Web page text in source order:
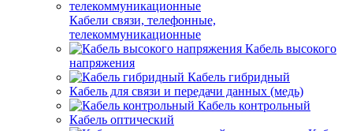
Кабели связи, телефонные,
телекоммуникационные
Кабель высокого
напряжения
Кабель гибридный
Кабель для связи и передачи данных (медь)
Кабель контрольный
Кабель оптический